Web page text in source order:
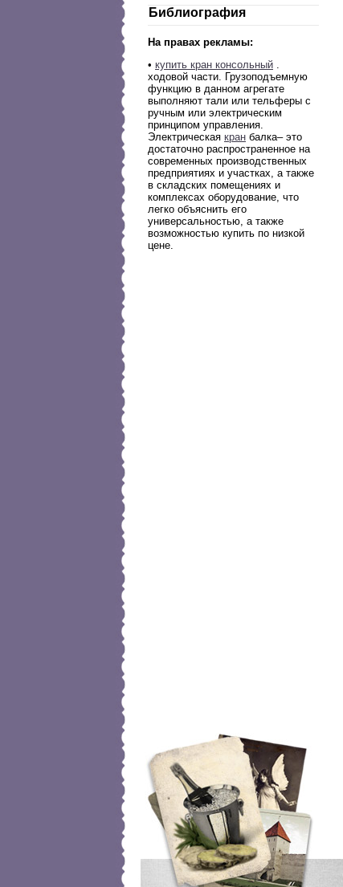
Библиография
На правах рекламы:
• купить кран консольный .
ходовой части. Грузоподъемную
функцию в данном агрегате
выполняют тали или тельферы с
ручным или электрическим
принципом управления.
Электрическая кран балка– это
достаточно распространенное на
современных производственных
предприятиях и участках, а также
в складских помещениях и
комплексах оборудование, что
легко объяснить его
универсальностью, а также
возможностью купить по низкой
цене.